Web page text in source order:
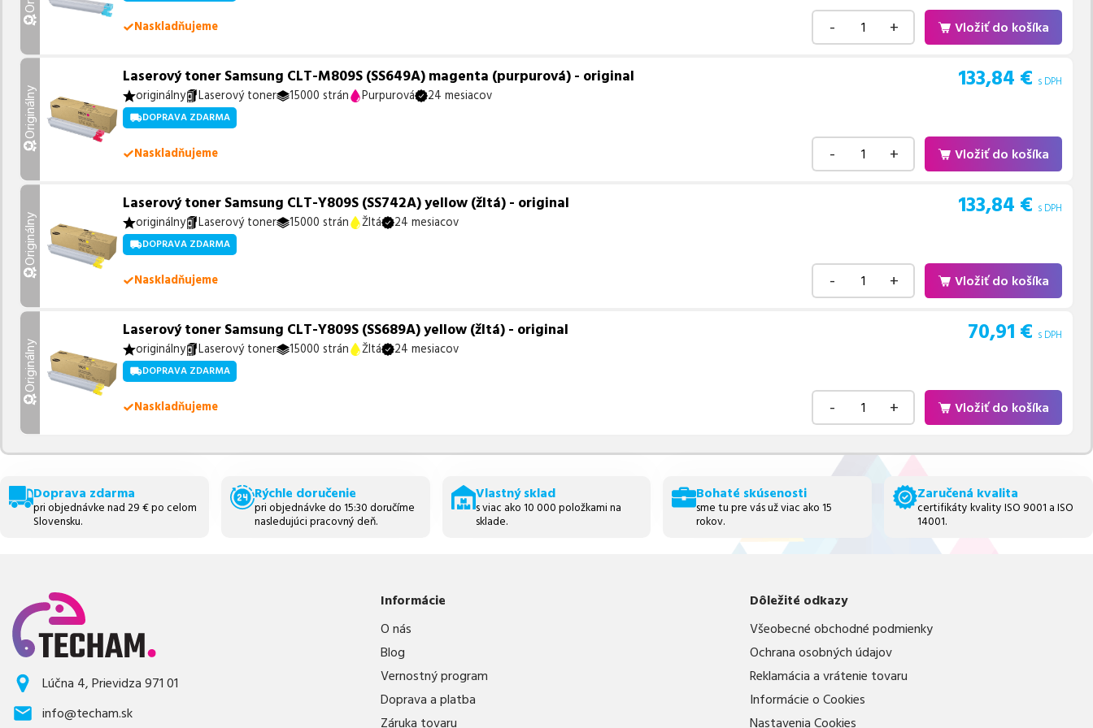
Naskladňujeme - + Vložiť do košíka
Originálny
Laserový toner Samsung CLT-M809S (SS649A) magenta (purpurová) - original 133,84 € s DPH
originálny Laserový toner 15000 strán Purpurová 24 mesiacov
DOPRAVA ZDARMA
Naskladňujeme - + Vložiť do košíka
Originálny
Laserový toner Samsung CLT-Y809S (SS742A) yellow (žltá) - original 133,84 € s DPH
originálny Laserový toner 15000 strán Žltá 24 mesiacov
DOPRAVA ZDARMA
Naskladňujeme - + Vložiť do košíka
Originálny
Laserový toner Samsung CLT-Y809S (SS689A) yellow (žltá) - original 70,91 € s DPH
originálny Laserový toner 15000 strán Žltá 24 mesiacov
DOPRAVA ZDARMA
Naskladňujeme - + Vložiť do košíka
Doprava zdarma
pri objednávke nad 29 € po celom
Slovensku.
Rýchle doručenie
pri objednávke do 15:30 doručíme
nasledujúci pracovný deň.
Vlastný sklad
s viac ako 10 000 položkami na
sklade.
Bohaté skúsenosti
sme tu pre vás už viac ako 15
rokov.
Zaručená kvalita
certifikáty kvality ISO 9001 a ISO
14001.
Lúčna 4, Prievidza 971 01
info@techam.sk
Informácie
O nás
Blog
Vernostný program
Doprava a platba
Záruka tovaru
Dôležité odkazy
Všeobecné obchodné podmienky
Ochrana osobných údajov
Reklamácia a vrátenie tovaru
Informácie o Cookies
Nastavenia Cookies